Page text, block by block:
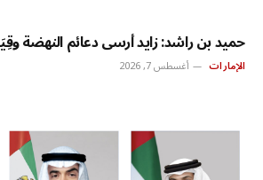
حميد بن راشد: زايد أرسى دعائم النهضة
الإمارات أغسطس 7, 2026